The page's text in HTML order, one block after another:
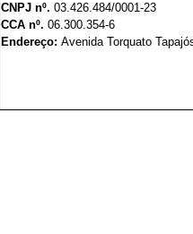
CNPJ nº.03.426.484/0001-23
CCA nº.06.300.354-6
Endereço:Avenida Torquato